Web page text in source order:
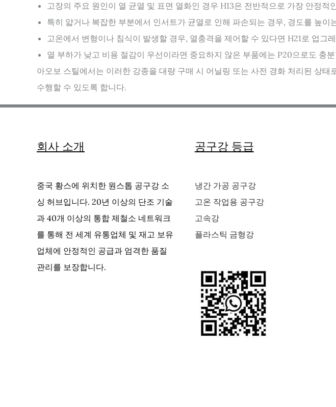
고장의 주요 원인이 열 균열 및 표면 열화인 경우 H13은 전반적으로 가장 안정적
특히 얇거나 복잡한 부분에서 인서트가 균열로 인해 파손되는 경우, 경도를 높
고온에서 변형이나 침식이 발생할 경우, 열충격을 제어할 수 있다면 H21로 업그
열 부하가 낮고 비용 절감이 우선이라면 중요하지 않은 부품에는 P20으로도 충
아오보 스틸에서는 이러한 강종을 대량 구매 시 어닐링 또는 사전 경화 처리된 상
수행할 수 있도록 합니다.
회사 소개
중국 황스에 위치한 원스톱 공구강 소
싱 허브입니다. 20년 이상의 단조 기술
과 40개 이상의 통합 제철소 네트워크
를 통해 전 세계 유통업체 및 재고 보유
업체에 안정적인 공급과 엄격한 품질
관리를 보장합니다.
공구강 등급
냉간 가공 공구강
고온 작업용 공구강
고속강
플라스틱 금형강